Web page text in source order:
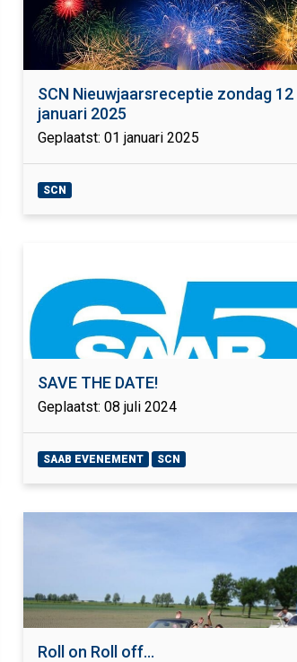
SCN Nieuwjaarsreceptie zondag 12
januari 2025
Geplaatst: 01 januari 2025
SCN
SAVE THE DATE!
Geplaatst: 08 juli 2024
SAAB EVENEMENT SCN
Roll on Roll off...